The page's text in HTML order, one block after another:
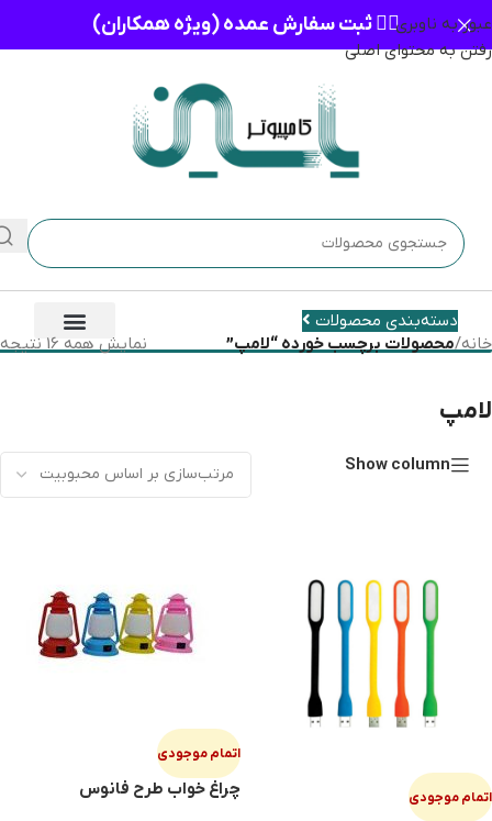
عبور به ناوبری
رفتن به محتوای اصلی
👈🏻 ثبت سفارش عمده (ویژه همکاران)
دسته‌بندی محصولات
خانه/محصولات برچسب خورده “لامپ” نمایش همه 16 نتیجه
لامپ
Show column
اتمام موجودی
اتمام موجودی
چراغ خواب طرح فانوس